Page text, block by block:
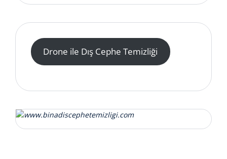
Drone ile Dış Cephe Temizliği